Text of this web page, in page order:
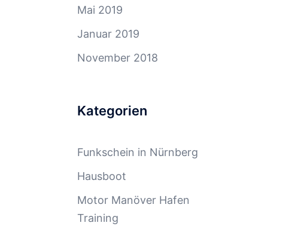
Mai 2019
Januar 2019
November 2018
Kategorien
Funkschein in Nürnberg
Hausboot
Motor Manöver Hafen
Training